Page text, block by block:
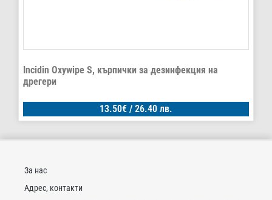
Incidin Oxywipe S, кърпички за дезинфекция на
дрегери
13.50€ / 26.40 лв.
За нас
Адрес, контакти